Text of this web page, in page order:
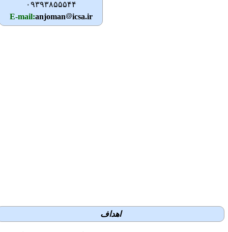
۰۹۳۹۳۸۵۵۵۴۴
E-mail:anjoman icsa.ir
اهداف